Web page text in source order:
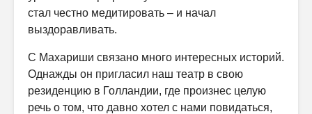
стал честно медитировать – и начал
выздоравливать.
С Махариши связано много интересных историй.
Однажды он пригласил наш театр в свою
резиденцию в Голландии, где произнес целую
речь о том, что давно хотел с нами повидаться,